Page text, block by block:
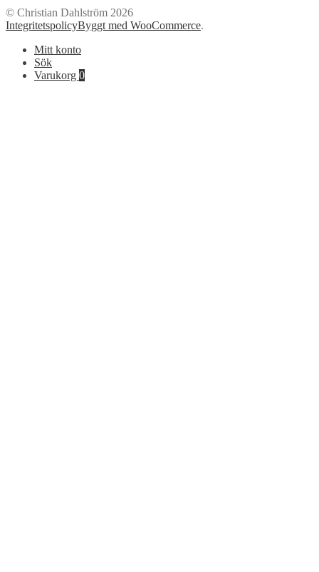
© Christian Dahlström 2026
IntegritetspolicyByggt med WooCommerce.
Mitt konto
Sök
Varukorg 0